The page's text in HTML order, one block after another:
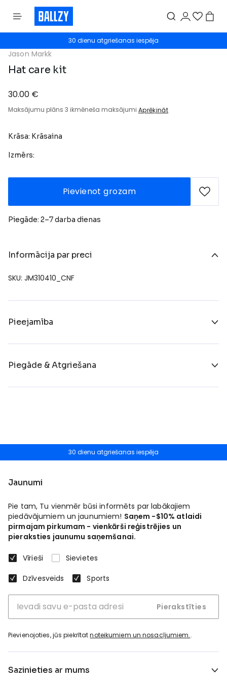
30 dienu atgriešanas iespēja
Jason Markk
Hat care kit
30.00 €
Maksājumu plāns 3 ikmēneša maksājumi Aprēķināt
Krāsa: Krāsaina
Izmērs:
Pievienot grozam
Piegāde: 2–7 darba dienas
Informācija par preci
SKU: JM310410_CNF
Pieejamība
Piegāde & Atgriešana
30 dienu atgriešanas iespēja
Jaunumi
Pie tam, Tu vienmēr būsi informēts par labākajiem
piedāvājumiem un jaunumiem! Saņem -$10% atlaidi
pirmajam pirkumam - vienkārši reģistrējies un
pieraksties jaunumu saņemšanai.
Vīrieši
Sievietes
Dzīvesveids
Sports
Pierakstīties
Pievienojoties, jūs piekrītatnoteikumiem un nosacījumiem..
Sazinieties ar mums